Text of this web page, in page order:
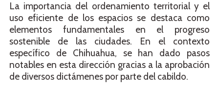
La importancia del ordenamiento territorial y el
uso eficiente de los espacios se destaca como
elementos fundamentales en el progreso
sostenible de las ciudades. En el contexto
específico de Chihuahua, se han dado pasos
notables en esta dirección gracias a la aprobación
de diversos dictámenes por parte del cabildo.